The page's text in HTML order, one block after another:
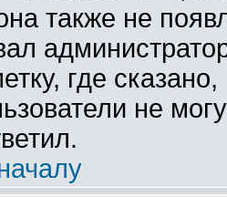
также не
где
не